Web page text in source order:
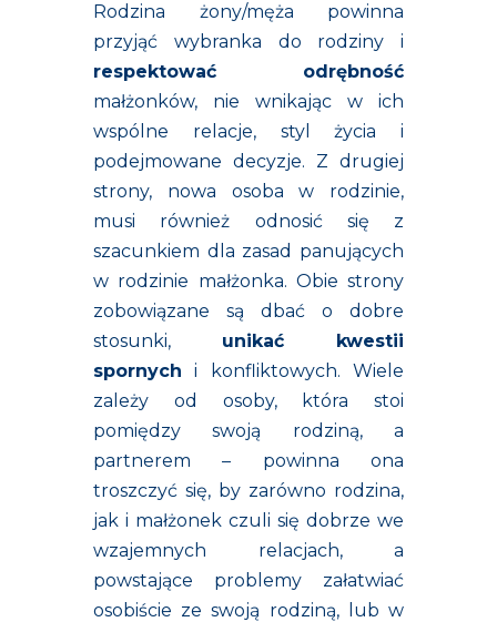
Rodzina żony/męża powinna
przyjąć wybranka do rodziny i
respektować odrębność
małżonków, nie wnikając w ich
wspólne relacje, styl życia i
podejmowane decyzje. Z drugiej
strony, nowa osoba w rodzinie,
musi również odnosić się z
szacunkiem dla zasad panujących
w rodzinie małżonka. Obie strony
zobowiązane są dbać o dobre
stosunki, unikać kwestii
spornych i konfliktowych. Wiele
zależy od osoby, która stoi
pomiędzy swoją rodziną, a
partnerem – powinna ona
troszczyć się, by zarówno rodzina,
jak i małżonek czuli się dobrze we
wzajemnych relacjach, a
powstające problemy załatwiać
osobiście ze swoją rodziną, lub w